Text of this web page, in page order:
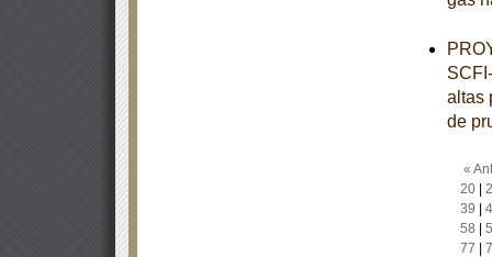
altas
de
«
20|
39
58
77